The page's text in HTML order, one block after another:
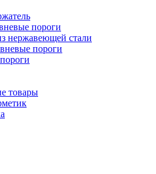
пороги
нержавеющей стали
пороги
товары